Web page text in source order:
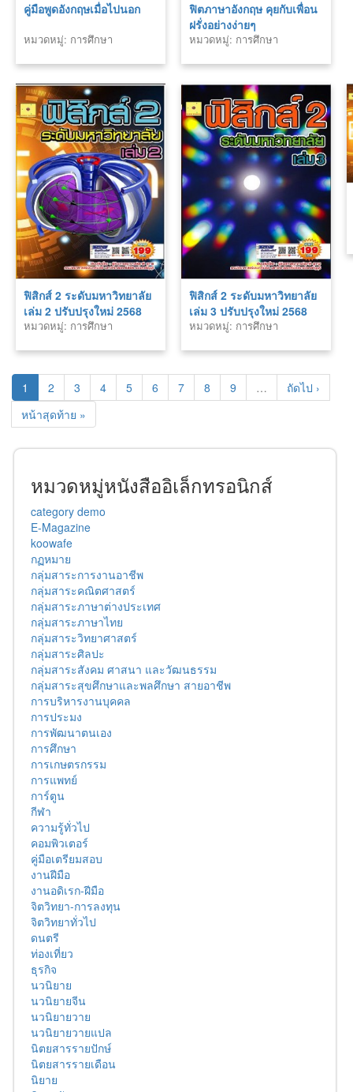
คู่มือพูดอังกฤษเมื่อไปนอก
หมวดหมู่: การศึกษา
ฟิตภาษาอังกฤษ คุยกับเพื่อน
ฝรั่งอย่างง่ายๆ
หมวดหมู่: การศึกษา
ฟิสิกส์ 2 ระดับมหาวิทยาลัย
เล่ม 2 ปรับปรุงใหม่ 2568
หมวดหมู่: การศึกษา
ฟิสิกส์ 2 ระดับมหาวิทยาลัย
เล่ม 3 ปรับปรุงใหม่ 2568
หมวดหมู่: การศึกษา
1 2 3 4 5 6 7 8 9 …
ถัดไป ›
หน้าสุดท้าย »
หมวดหมู่หนังสืออิเล็กทรอนิกส์
category demo
E-Magazine
koowafe
กฏหมาย
กลุ่มสาระการงานอาชีพ
กลุ่มสาระคณิตศาสตร์
กลุ่มสาระภาษาต่างประเทศ
กลุ่มสาระภาษาไทย
กลุ่มสาระวิทยาศาสตร์
กลุ่มสาระศิลปะ
กลุ่มสาระสังคม ศาสนา และวัฒนธรรม
กลุ่มสาระสุขศึกษาและพลศึกษา สายอาชีพ
การบริหารงานบุคคล
การประมง
การพัฒนาตนเอง
การศึกษา
การเกษตรกรรม
การแพทย์
การ์ตูน
กีฬา
ความรู้ทั่วไป
คอมพิวเตอร์
คู่มือเตรียมสอบ
งานฝีมือ
งานอดิเรก-ฝีมือ
จิตวิทยา-การลงทุน
จิตวิทยาทั่วไป
ดนตรี
ท่องเที่ยว
ธุรกิจ
นวนิยาย
นวนิยายจีน
นวนิยายวาย
นวนิยายวายแปล
นิตยสารรายปักษ์
นิตยสารรายเดือน
นิยาย